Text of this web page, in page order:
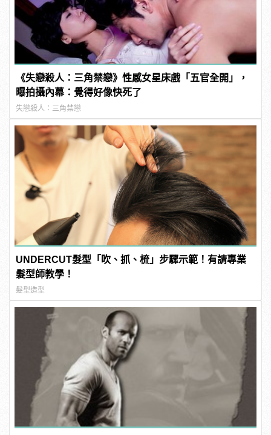
《失戀殺人：三角禁戀》性感女星床戲「五官全開」，
曝拍攝內幕：覺得好像快死了
失戀殺人：三角禁戀
UNDERCUT髮型「吹、抓、梳」步驟示範！有請專業
髮型師教學！
髮型造型